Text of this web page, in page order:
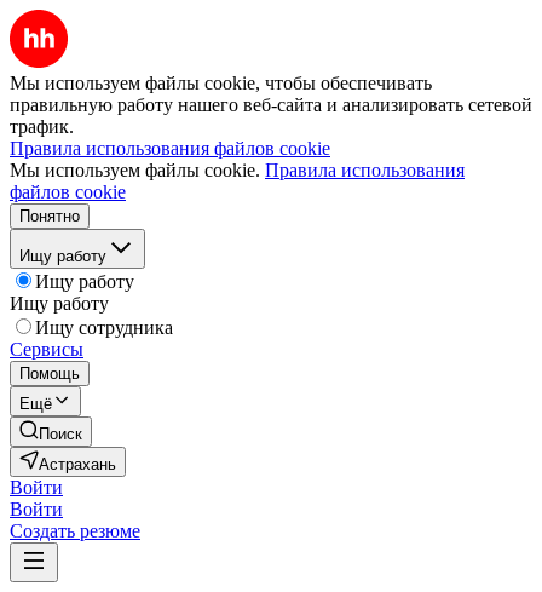
Мы используем файлы cookie, чтобы обеспечивать
правильную работу нашего веб-сайта и анализировать сетевой
трафик.
Правила использования файлов cookie
Мы используем файлы cookie. Правила использования
файлов cookie
Понятно
Ищу работу
Ищу работу
Ищу работу
Ищу сотрудника
Сервисы
Помощь
Ещё
Поиск
Астрахань
Войти
Войти
Создать резюме